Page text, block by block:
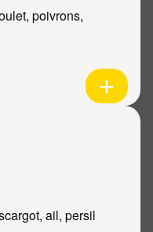
poivrons,
ail, persil